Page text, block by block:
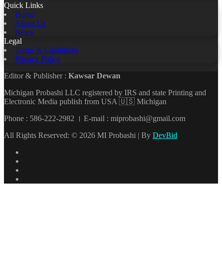
Quick Links
Home
About Us
News
Legal
Terms & Conditions
Privacy Policy
Editor & Publisher : Kawsar Dewan
Michigan Probashi LLC registered by IRS and state Printing and
Electronic Media publish from USA 🇺🇸 Michigan
Phone : 586-222-2982 । E-mail : miprobashi@gmail.com
All Rights Reserved: © 2026 MI Probashi | By DevBid